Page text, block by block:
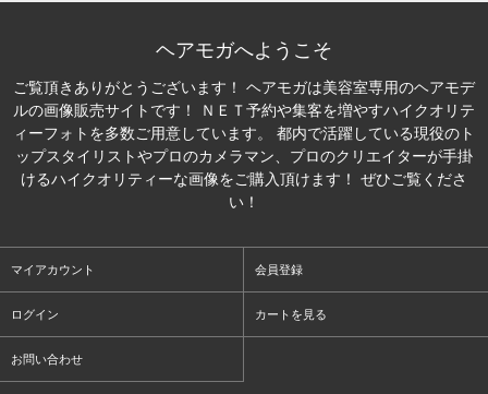
ヘアモガへようこそ
ご覧頂きありがとうございます！ ヘアモガは美容室専用のヘアモデ
ルの画像販売サイトです！ ＮＥＴ予約や集客を増やすハイクオリテ
ィーフォトを多数ご用意しています。 都内で活躍している現役のト
ップスタイリストやプロのカメラマン、プロのクリエイターが手掛
けるハイクオリティーな画像をご購入頂けます！ ぜひご覧くださ
い！
マイアカウント 会員登録
ログイン カートを見る
お問い合わせ